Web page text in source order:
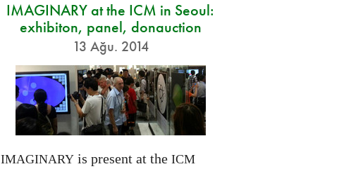
IMAGINARY at the ICM in Seoul:
exhibiton, panel, donauction
13 Ağu. 2014
IMAGINARYis present at the ICM